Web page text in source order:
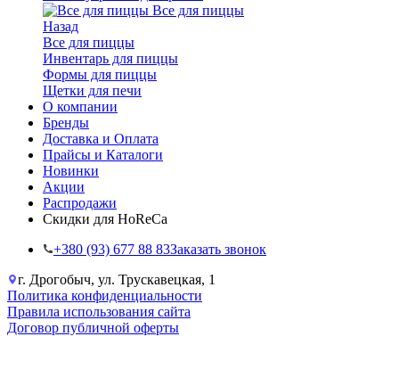
Все для пиццы
Назад
Все для пиццы
Инвентарь для пиццы
Формы для пиццы
Щетки для печи
О компании
Бренды
Доставка и Оплата
Прайсы и Каталоги
Новинки
Акции
Распродажи
Скидки для HoReCa
+38‎0 (93) 677 88 83Заказать звонок
г. Дрогобыч, ул. Трускавецкая, 1
Политика конфиденциальности
Правила использования сайта
Договор публичной оферты